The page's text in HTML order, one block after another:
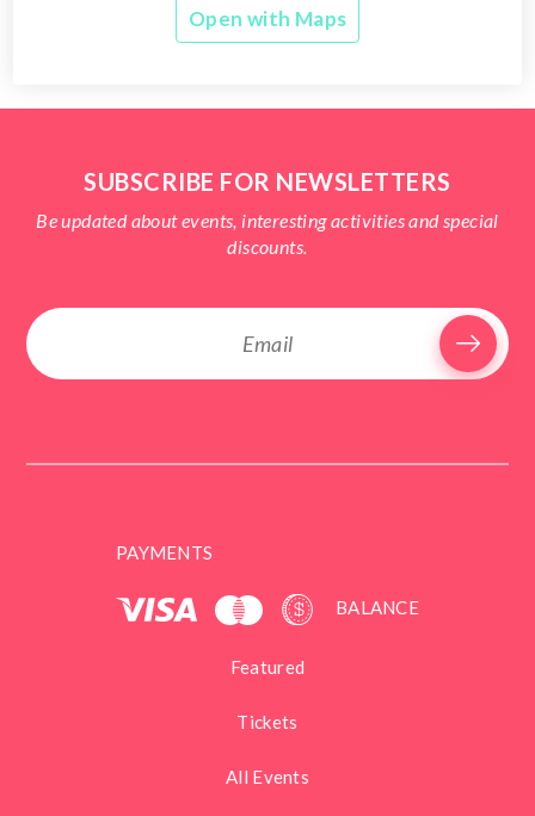
Open with Maps
SUBSCRIBE FOR NEWSLETTERS
Be updated about events, interesting activities and special
discounts.
PAYMENTS
BALANCE
Featured
Tickets
All Events